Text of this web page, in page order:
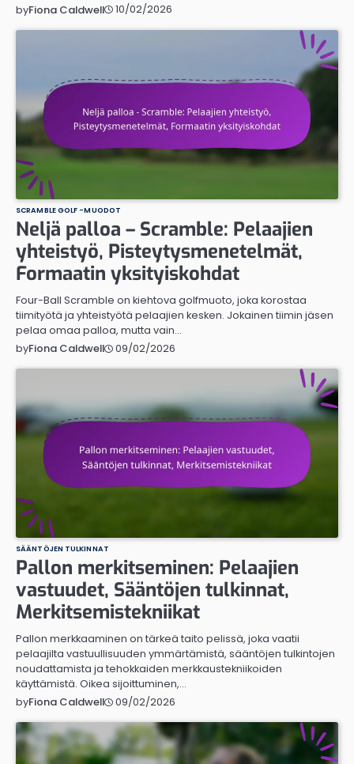
byFiona Caldwell 10/02/2026
SCRAMBLE GOLF -MUODOT
Neljä palloa – Scramble: Pelaajien
yhteistyö, Pisteytysmenetelmät,
Formaatin yksityiskohdat
Four-Ball Scramble on kiehtova golfmuoto, joka korostaa
tiimityötä ja yhteistyötä pelaajien kesken. Jokainen tiimin jäsen
pelaa omaa palloa, mutta vain…
byFiona Caldwell 09/02/2026
SÄÄNTÖJEN TULKINNAT
Pallon merkitseminen: Pelaajien
vastuudet, Sääntöjen tulkinnat,
Merkitsemistekniikat
Pallon merkkaaminen on tärkeä taito pelissä, joka vaatii
pelaajilta vastuullisuuden ymmärtämistä, sääntöjen tulkintojen
noudattamista ja tehokkaiden merkkaustekniikoiden
käyttämistä. Oikea sijoittuminen,…
byFiona Caldwell 09/02/2026